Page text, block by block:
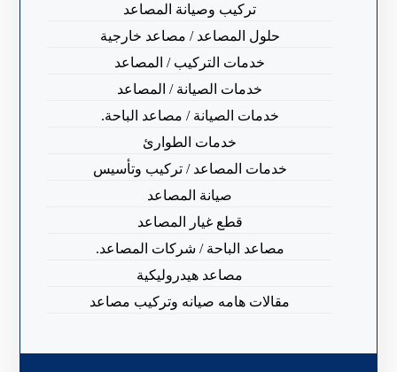
تركيب وصيانة المصاعد
حلول المصاعد / مصاعد خارجية
خدمات التركيب / المصاعد
خدمات الصيانة / المصاعد
خدمات الصيانة / مصاعد الباحة.
خدمات الطوارئ
خدمات المصاعد / تركيب وتأسيس
صيانة المصاعد
قطع غيار المصاعد
مصاعد الباحة / شركات المصاعد.
مصاعد هيدروليكية
مقالات هامه صيانه وتركيب مصاعد